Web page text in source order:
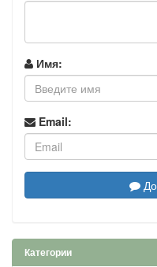
Имя:
Email:
Категории